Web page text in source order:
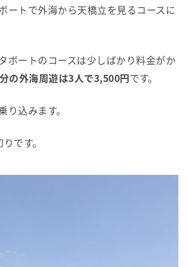
ートで外海から天橋立を見るコースに
ボートのコースは少しばかり料金がか
の外海周遊は3人で3,500円です。
り込みます。
です。